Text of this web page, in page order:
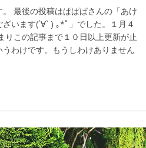
最後の投稿はぱぱぱさんの「あけ
います(´∀` ) ｡*ﾟ」でした。１月４
りこの記事まで１０日以上更新が止
うわけです。もうしわけありません